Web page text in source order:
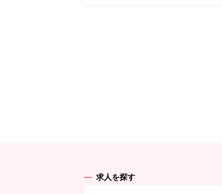
求人を探す